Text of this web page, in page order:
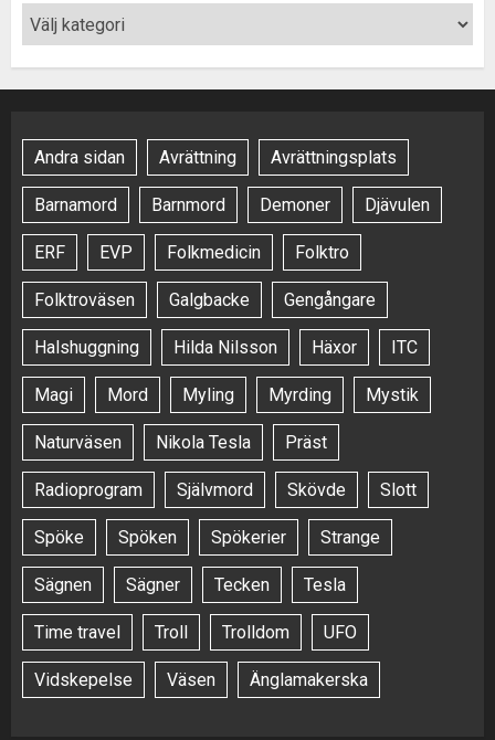
Andra sidan Avrättning Avrättningsplats
Barnamord Barnmord Demoner Djävulen
ERF EVP Folkmedicin Folktro
Folktroväsen Galgbacke Gengångare
Halshuggning Hilda Nilsson Häxor ITC
Magi Mord Myling Myrding Mystik
Naturväsen Nikola Tesla Präst
Radioprogram Självmord Skövde Slott
Spöke Spöken Spökerier Strange
Sägnen Sägner Tecken Tesla
Time travel Troll Trolldom UFO
Vidskepelse Väsen Änglamakerska